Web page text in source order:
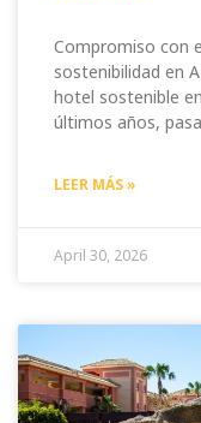
Compromiso con
sostenibilidad en
hotel sostenible
últimos años,
LEER MÁS »
April 30, 2026